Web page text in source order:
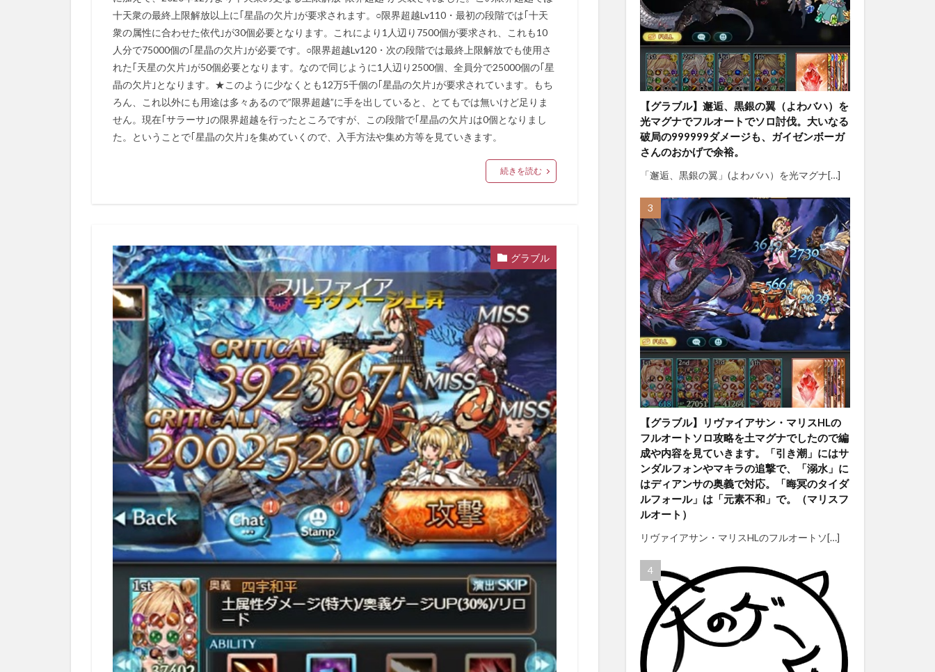
十天衆の最終上限解放以上に｢星晶の欠片｣が要求されます。○限界超越Lv110・最初の段階では｢十天
衆の属性に合わせた依代｣が30個必要となります。これにより1人辺り7500個が要求され、これも10
人分で75000個の｢星晶の欠片｣が必要です。○限界超越Lv120・次の段階では最終上限解放でも使用さ
れた｢天星の欠片｣が50個必要となります。なので同じように1人辺り2500個、全員分で25000個の｢星
晶の欠片｣となります。★このように少なくとも12万5千個の｢星晶の欠片｣が要求されています。もち
ろん、これ以外にも用途は多々あるので”限界超越”に手を出していると、とてもでは無いけど足りま
せん。現在｢サラーサ｣の限界超越を行ったところですが、この段階で｢星晶の欠片｣は0個となりまし
た。ということで｢星晶の欠片｣を集めていくので、入手方法や集め方等を見ていきます。
続きを読む
グラブル
【グラブル】邂逅、黒銀の翼（よわバハ）を
光マグナでフルオートでソロ討伐。大いなる
破局の999999ダメージも、ガイゼンボーガ
さんのおかげで余裕。
「邂逅、黒銀の翼」(よわバハ）を光マグナ[…]
【グラブル】リヴァイアサン・マリスHLの
フルオートソロ攻略を土マグナでしたので編
成や内容を見ていきます。「引き潮」にはサ
ンダルフォンやマキラの追撃で、「溺水」に
はディアンサの奥義で対応。「晦冥のタイダ
ルフォール」は「元素不和」で。（マリスフ
ルオート）
リヴァイアサン・マリスHLのフルオートソ[…]